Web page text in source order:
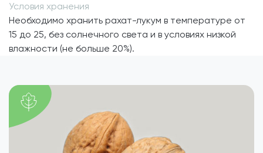
Условия хранения
Необходимо хранить рахат-лукум в температуре от
15 до 25, без солнечного света и в условиях низкой
влажности (не больше 20%).